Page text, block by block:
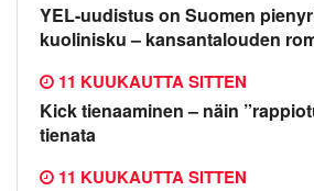
YEL-uudistus on Suomen
kuolinisku – kansantalouden
Kick tienaaminen – näin
tienata
11 KUUKAUTTA SITTEN
11 KUUKAUTTA SITTEN